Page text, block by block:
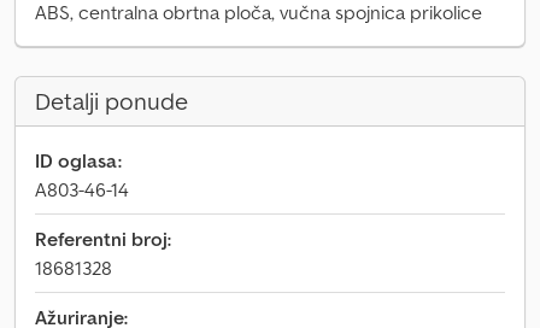
ABS, centralna obrtna ploča, vučna spojnica prikolice
Detalji ponude
ID oglasa:
A803-46-14
Referentni broj:
18681328
Ažuriranje: